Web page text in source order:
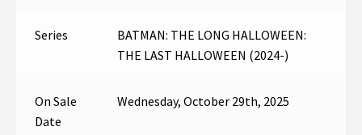
Series
BATMAN: THE LONG HALLOWEEN:
THE LAST HALLOWEEN (2024-)
On Sale
Date
Wednesday, October 29th, 2025